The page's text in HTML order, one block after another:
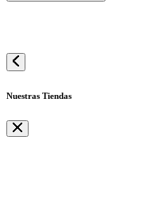
Nuestras Tiendas